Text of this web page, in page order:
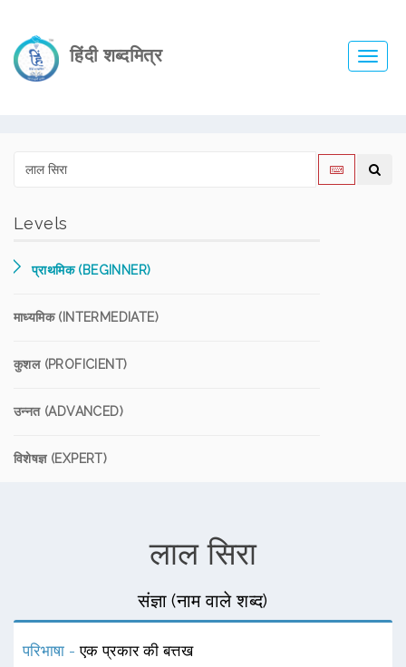
हिंदी शब्दमित्र
Levels
प्राथमिक (BEGINNER)
माध्यमिक (INTERMEDIATE)
कुशल (PROFICIENT)
उन्नत (ADVANCED)
विशेषज्ञ (EXPERT)
लाल सिरा
संज्ञा (नाम वाले शब्द)
परिभाषा -एक प्रकार की बत्तख